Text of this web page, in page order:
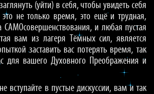
(уйти) в себя, чтобы увидеть себя
не только время, это ещё и трудная,
САМОсовершенствования, и любая пустая
вам из лагеря Тёмных сил, является
заставить вас потерять время, так
для вашего Духовного Преображения и
вступайте в пустые дискуссии, вам и так